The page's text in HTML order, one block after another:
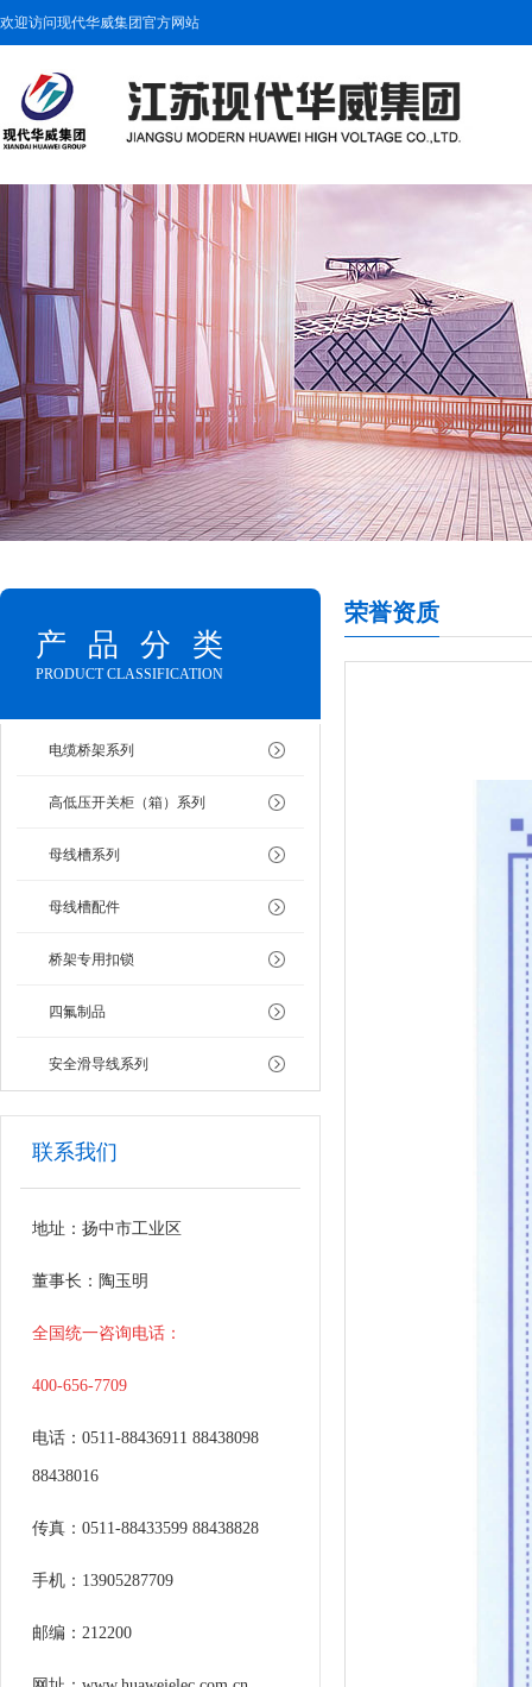
欢迎访问现代华威集团官方网站
产品分类
PRODUCT CLASSIFICATION
电缆桥架系列
高低压开关柜（箱）系列
母线槽系列
母线槽配件
桥架专用扣锁
四氟制品
安全滑导线系列
联系我们
地址：扬中市工业区
董事长：陶玉明
全国统一咨询电话：
400-656-7709
电话：0511-88436911 88438098
88438016
传真：0511-88433599 88438828
手机：13905287709
邮编：212200
荣誉资质